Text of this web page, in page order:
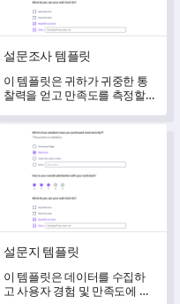
설문조사 템플릿
이 템플릿은 귀하가 귀중한 통
찰력을 얻고 만족도를 측정할
집하는 데 도움을 줍니다.
설문지 템플릿
설문지 템플릿
이 템플릿은 데이터를 수집하
고 사용자 경험 및 만족도에 대